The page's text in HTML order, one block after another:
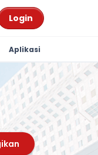
Login
Aplikasi